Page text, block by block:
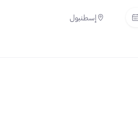
إسطنبول